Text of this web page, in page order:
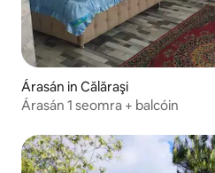
Árasán in Călăraşi
Árasán 1 seomra + balcóin